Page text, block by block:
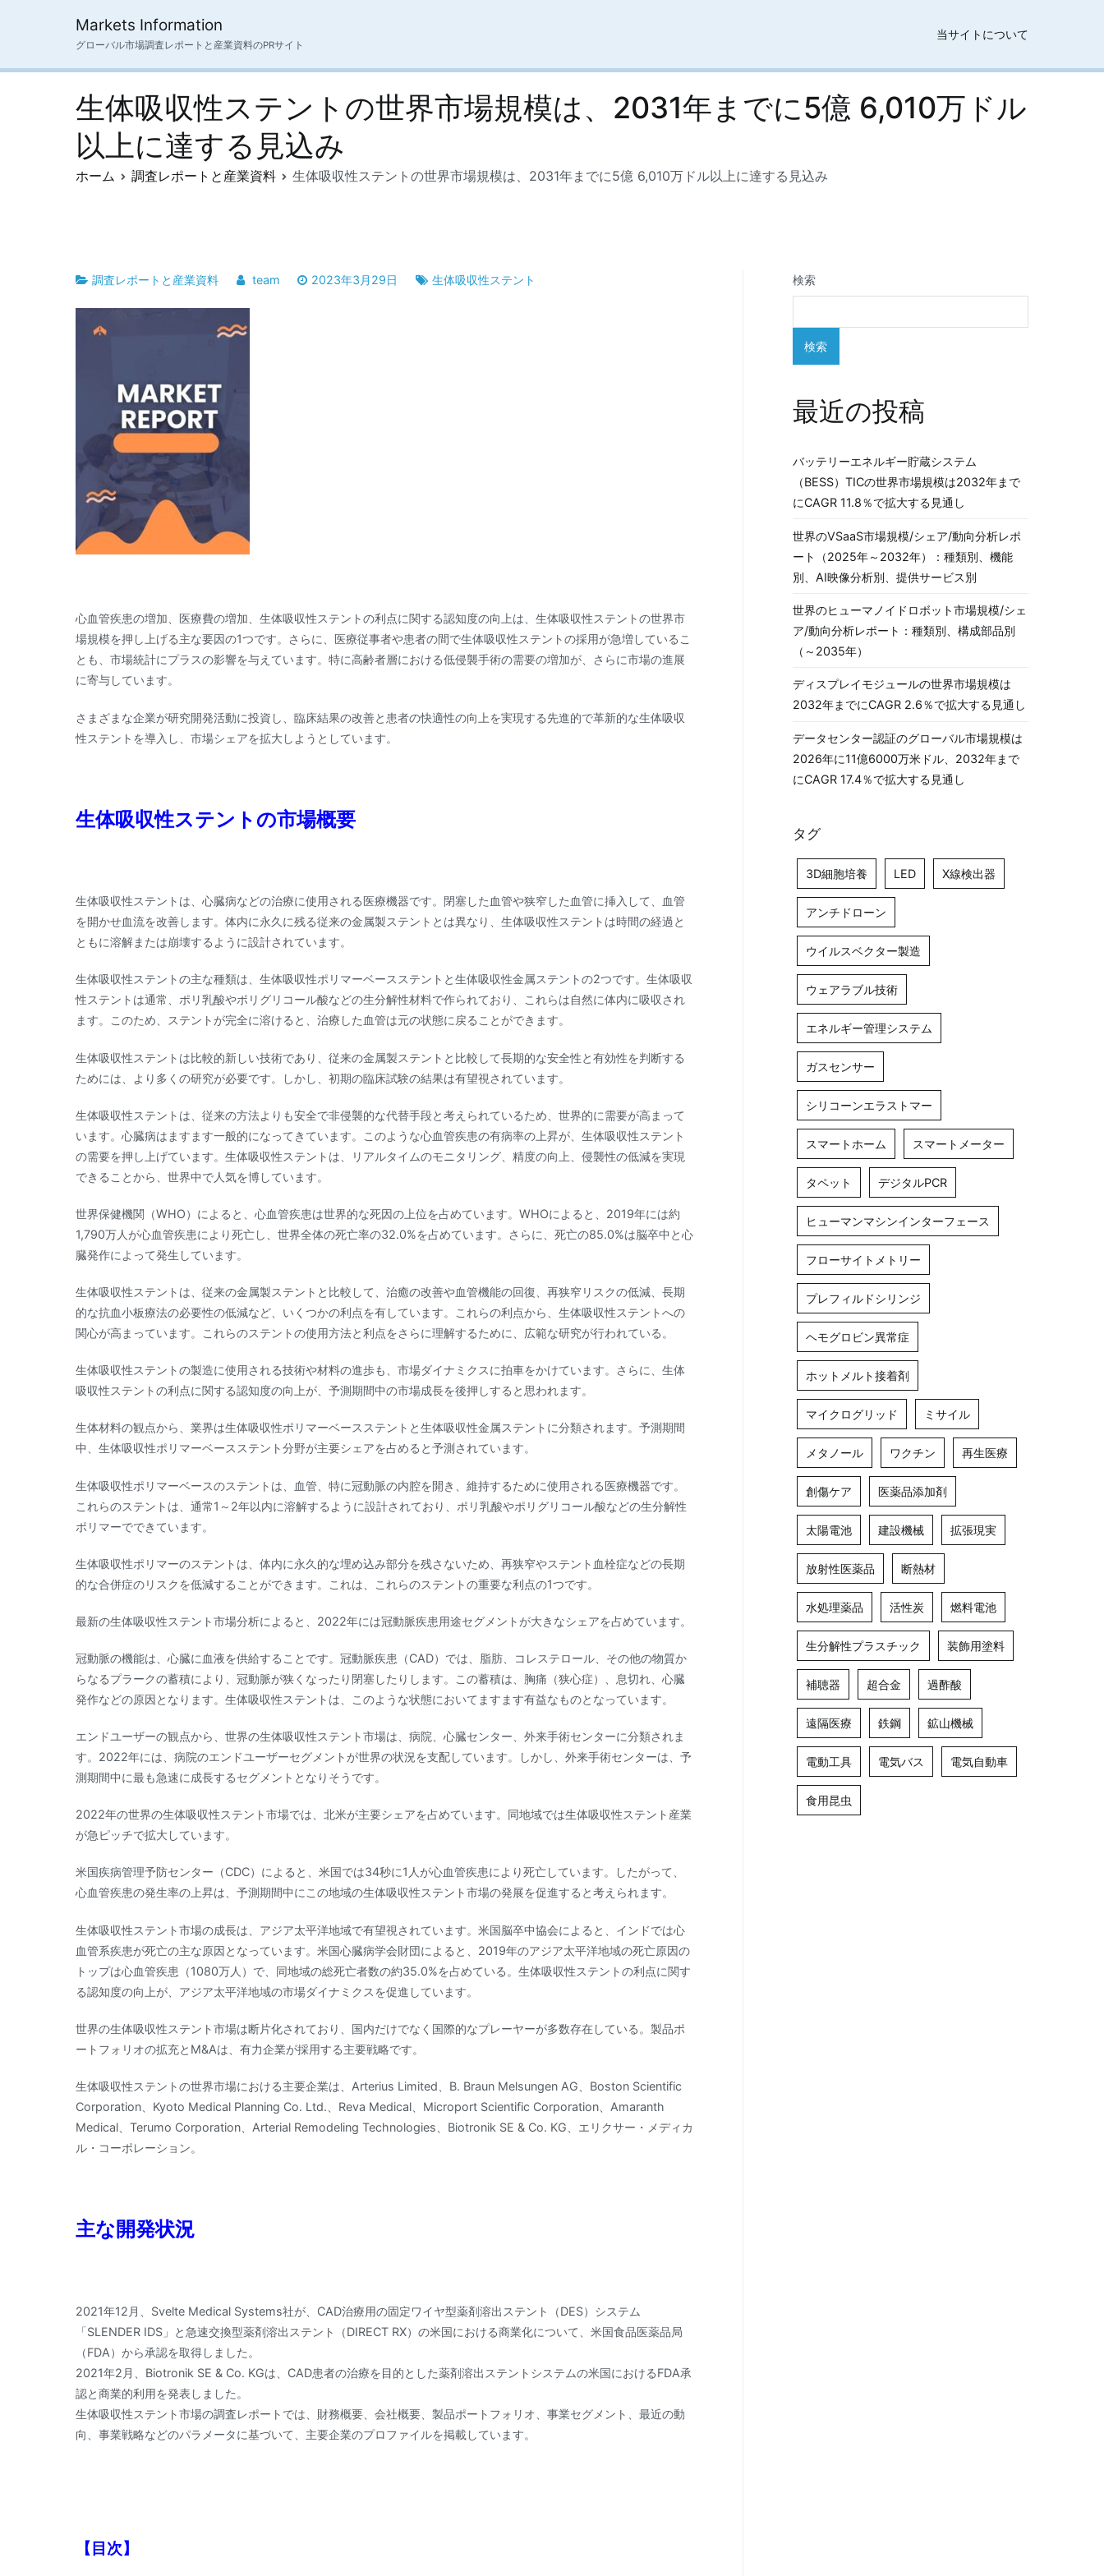
ス
Markets Information
グローバル市場調査レポートと産業資料のPRサイト
当サイトについて
生体吸収性ステントの世界市場規模は、2031年までに5億 6,010万ドル
以上に達する見込み
ホーム 調査レポートと産業資料 生体吸収性ステントの世界市場規模は、2031年までに5億 6,010万ドル以上に達する見込み
調査レポートと産業資料 team 2023年3月29日 生体吸収性ステント
心血管疾患の増加、医療費の増加、生体吸収性ステントの利点に関する認知度の向上は、生体吸収性ステントの世界市
場規模を押し上げる主な要因の1つです。さらに、医療従事者や患者の間で生体吸収性ステントの採用が急増しているこ
とも、市場統計にプラスの影響を与えています。特に高齢者層における低侵襲手術の需要の増加が、さらに市場の進展
に寄与しています。
さまざまな企業が研究開発活動に投資し、臨床結果の改善と患者の快適性の向上を実現する先進的で革新的な生体吸収
性ステントを導入し、市場シェアを拡大しようとしています。
生体吸収性ステントの市場概要
生体吸収性ステントは、心臓病などの治療に使用される医療機器です。閉塞した血管や狭窄した血管に挿入して、血管
を開かせ血流を改善します。体内に永久に残る従来の金属製ステントとは異なり、生体吸収性ステントは時間の経過と
ともに溶解または崩壊するように設計されています。
生体吸収性ステントの主な種類は、生体吸収性ポリマーベースステントと生体吸収性金属ステントの2つです。生体吸収
性ステントは通常、ポリ乳酸やポリグリコール酸などの生分解性材料で作られており、これらは自然に体内に吸収され
ます。このため、ステントが完全に溶けると、治療した血管は元の状態に戻ることができます。
生体吸収性ステントは比較的新しい技術であり、従来の金属製ステントと比較して長期的な安全性と有効性を判断する
ためには、より多くの研究が必要です。しかし、初期の臨床試験の結果は有望視されています。
生体吸収性ステントは、従来の方法よりも安全で非侵襲的な代替手段と考えられているため、世界的に需要が高まって
います。心臓病はますます一般的になってきています。このような心血管疾患の有病率の上昇が、生体吸収性ステント
の需要を押し上げています。生体吸収性ステントは、リアルタイムのモニタリング、精度の向上、侵襲性の低減を実現
できることから、世界中で人気を博しています。
世界保健機関（WHO）によると、心血管疾患は世界的な死因の上位を占めています。WHOによると、2019年には約
1,790万人が心血管疾患により死亡し、世界全体の死亡率の32.0%を占めています。さらに、死亡の85.0%は脳卒中と心
臓発作によって発生しています。
生体吸収性ステントは、従来の金属製ステントと比較して、治癒の改善や血管機能の回復、再狭窄リスクの低減、長期
的な抗血小板療法の必要性の低減など、いくつかの利点を有しています。これらの利点から、生体吸収性ステントへの
関心が高まっています。これらのステントの使用方法と利点をさらに理解するために、広範な研究が行われている。
生体吸収性ステントの製造に使用される技術や材料の進歩も、市場ダイナミクスに拍車をかけています。さらに、生体
吸収性ステントの利点に関する認知度の向上が、予測期間中の市場成長を後押しすると思われます。
生体材料の観点から、業界は生体吸収性ポリマーベースステントと生体吸収性金属ステントに分類されます。予測期間
中、生体吸収性ポリマーベースステント分野が主要シェアを占めると予測されています。
生体吸収性ポリマーベースのステントは、血管、特に冠動脈の内腔を開き、維持するために使用される医療機器です。
これらのステントは、通常1～2年以内に溶解するように設計されており、ポリ乳酸やポリグリコール酸などの生分解性
ポリマーでできています。
生体吸収性ポリマーのステントは、体内に永久的な埋め込み部分を残さないため、再狭窄やステント血栓症などの長期
的な合併症のリスクを低減することができます。これは、これらのステントの重要な利点の1つです。
最新の生体吸収性ステント市場分析によると、2022年には冠動脈疾患用途セグメントが大きなシェアを占めています。
冠動脈の機能は、心臓に血液を供給することです。冠動脈疾患（CAD）では、脂肪、コレステロール、その他の物質か
らなるプラークの蓄積により、冠動脈が狭くなったり閉塞したりします。この蓄積は、胸痛（狭心症）、息切れ、心臓
発作などの原因となります。生体吸収性ステントは、このような状態においてますます有益なものとなっています。
エンドユーザーの観点から、世界の生体吸収性ステント市場は、病院、心臓センター、外来手術センターに分類されま
す。2022年には、病院のエンドユーザーセグメントが世界の状況を支配しています。しかし、外来手術センターは、予
測期間中に最も急速に成長するセグメントとなりそうです。
2022年の世界の生体吸収性ステント市場では、北米が主要シェアを占めています。同地域では生体吸収性ステント産業
が急ピッチで拡大しています。
米国疾病管理予防センター（CDC）によると、米国では34秒に1人が心血管疾患により死亡しています。したがって、
心血管疾患の発生率の上昇は、予測期間中にこの地域の生体吸収性ステント市場の発展を促進すると考えられます。
生体吸収性ステント市場の成長は、アジア太平洋地域で有望視されています。米国脳卒中協会によると、インドでは心
血管系疾患が死亡の主な原因となっています。米国心臓病学会財団によると、2019年のアジア太平洋地域の死亡原因の
トップは心血管疾患（1080万人）で、同地域の総死亡者数の約35.0%を占めている。生体吸収性ステントの利点に関す
る認知度の向上が、アジア太平洋地域の市場ダイナミクスを促進しています。
世界の生体吸収性ステント市場は断片化されており、国内だけでなく国際的なプレーヤーが多数存在している。製品ポ
ートフォリオの拡充とM&Aは、有力企業が採用する主要戦略です。
生体吸収性ステントの世界市場における主要企業は、Arterius Limited、B. Braun Melsungen AG、Boston Scientific
Corporation、Kyoto Medical Planning Co. Ltd.、Reva Medical、Microport Scientific Corporation、Amaranth
Medical、Terumo Corporation、Arterial Remodeling Technologies、Biotronik SE & Co. KG、エリクサー・メディカ
ル・コーポレーション。
主な開発状況
2021年12月、Svelte Medical Systems社が、CAD治療用の固定ワイヤ型薬剤溶出ステント（DES）システム
「SLENDER IDS」と急速交換型薬剤溶出ステント（DIRECT RX）の米国における商業化について、米国食品医薬品局
（FDA）から承認を取得しました。
2021年2月、Biotronik SE & Co. KGは、CAD患者の治療を目的とした薬剤溶出ステントシステムの米国におけるFDA承
認と商業的利用を発表しました。
生体吸収性ステント市場の調査レポートでは、財務概要、会社概要、製品ポートフォリオ、事業セグメント、最近の動
向、事業戦略などのパラメータに基づいて、主要企業のプロファイルを掲載しています。
【目次】
検索
検索
最近の投稿
バッテリーエネルギー貯蔵システム
（BESS）TICの世界市場規模は2032年まで
にCAGR 11.8％で拡大する見通し
世界のVSaaS市場規模/シェア/動向分析レポ
ート（2025年～2032年）：種類別、機能
別、AI映像分析別、提供サービス別
世界のヒューマノイドロボット市場規模/シェ
ア/動向分析レポート：種類別、構成部品別
（～2035年）
ディスプレイモジュールの世界市場規模は
2032年までにCAGR 2.6％で拡大する見通し
データセンター認証のグローバル市場規模は
2026年に11億6000万米ドル、2032年まで
にCAGR 17.4％で拡大する見通し
タグ
3D細胞培養 LED X線検出器
アンチドローン
ウイルスベクター製造
ウェアラブル技術
エネルギー管理システム
ガスセンサー
シリコーンエラストマー
スマートホーム スマートメーター
タペット デジタルPCR
ヒューマンマシンインターフェース
フローサイトメトリー
プレフィルドシリンジ
ヘモグロビン異常症
ホットメルト接着剤
マイクログリッド ミサイル
メタノール ワクチン 再生医療
創傷ケア 医薬品添加剤
太陽電池 建設機械 拡張現実
放射性医薬品 断熱材
水処理薬品 活性炭 燃料電池
生分解性プラスチック 装飾用塗料
補聴器 超合金 過酢酸
遠隔医療 鉄鋼 鉱山機械
電動工具 電気バス 電気自動車
食用昆虫